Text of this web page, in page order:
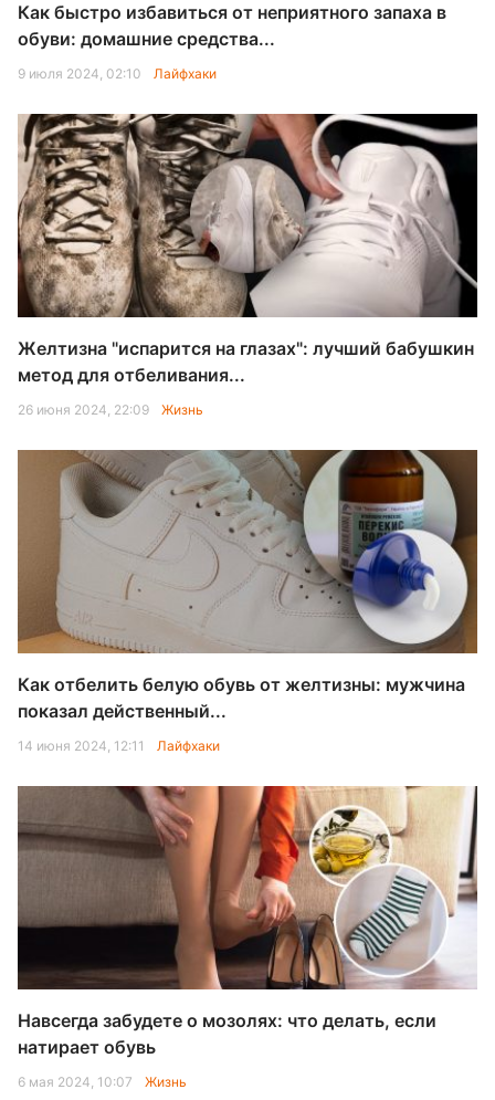
Как быстро избавиться от неприятного запаха в
обуви: домашние средства...
9 июля 2024, 02:10 Лайфхаки
Желтизна "испарится на глазах": лучший бабушкин
метод для отбеливания...
26 июня 2024, 22:09 Жизнь
Как отбелить белую обувь от желтизны: мужчина
показал действенный...
14 июня 2024, 12:11 Лайфхаки
Навсегда забудете о мозолях: что делать, если
натирает обувь
6 мая 2024, 10:07 Жизнь